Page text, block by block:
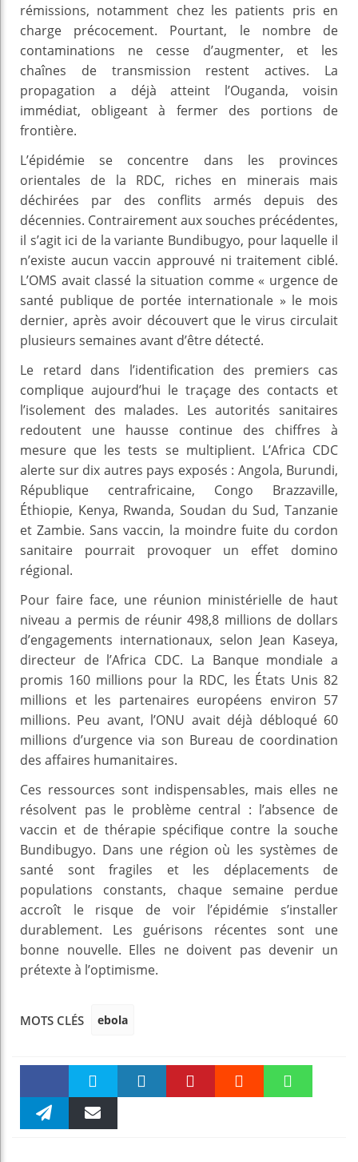
rémissions, notamment chez les patients pris en
charge précocement. Pourtant, le nombre de
contaminations ne cesse d’augmenter, et les
chaînes de transmission restent actives. La
propagation a déjà atteint l’Ouganda, voisin
immédiat, obligeant à fermer des portions de
frontière.
L’épidémie se concentre dans les provinces
orientales de la RDC, riches en minerais mais
déchirées par des conflits armés depuis des
décennies. Contrairement aux souches précédentes,
il s’agit ici de la variante Bundibugyo, pour laquelle il
n’existe aucun vaccin approuvé ni traitement ciblé.
L’OMS avait classé la situation comme « urgence de
santé publique de portée internationale » le mois
dernier, après avoir découvert que le virus circulait
plusieurs semaines avant d’être détecté.
Le retard dans l’identification des premiers cas
complique aujourd’hui le traçage des contacts et
l’isolement des malades. Les autorités sanitaires
redoutent une hausse continue des chiffres à
mesure que les tests se multiplient. L’Africa CDC
alerte sur dix autres pays exposés : Angola, Burundi,
République centrafricaine, Congo Brazzaville,
Éthiopie, Kenya, Rwanda, Soudan du Sud, Tanzanie
et Zambie. Sans vaccin, la moindre fuite du cordon
sanitaire pourrait provoquer un effet domino
régional.
Pour faire face, une réunion ministérielle de haut
niveau a permis de réunir 498,8 millions de dollars
d’engagements internationaux, selon Jean Kaseya,
directeur de l’Africa CDC. La Banque mondiale a
promis 160 millions pour la RDC, les États Unis 82
millions et les partenaires européens environ 57
millions. Peu avant, l’ONU avait déjà débloqué 60
millions d’urgence via son Bureau de coordination
des affaires humanitaires.
Ces ressources sont indispensables, mais elles ne
résolvent pas le problème central : l’absence de
vaccin et de thérapie spécifique contre la souche
Bundibugyo. Dans une région où les systèmes de
santé sont fragiles et les déplacements de
populations constants, chaque semaine perdue
accroît le risque de voir l’épidémie s’installer
durablement. Les guérisons récentes sont une
bonne nouvelle. Elles ne doivent pas devenir un
prétexte à l’optimisme.
MOTS CLÉS ebola
Faceboo Twitter